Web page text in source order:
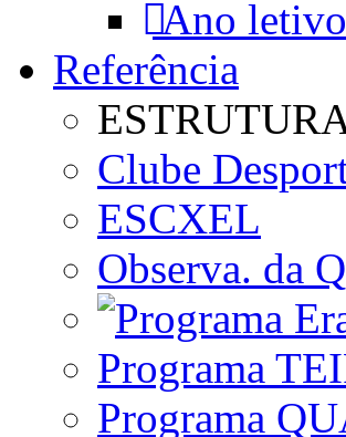
Ano
Referência
Clube
ESCXEL
Observa. da
Programa
Programa